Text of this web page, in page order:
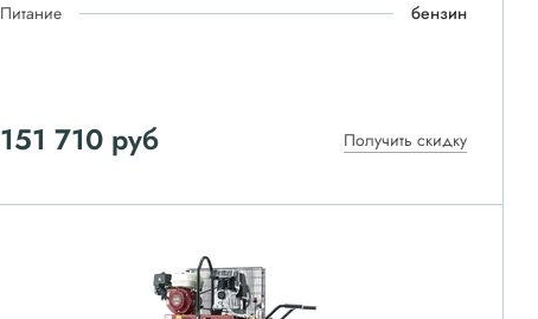
Питание
бензин
151 710руб Получить скидку